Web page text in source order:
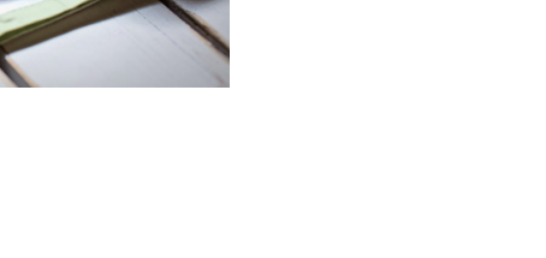
Garantie zur Sicherheit Ihrer Daten